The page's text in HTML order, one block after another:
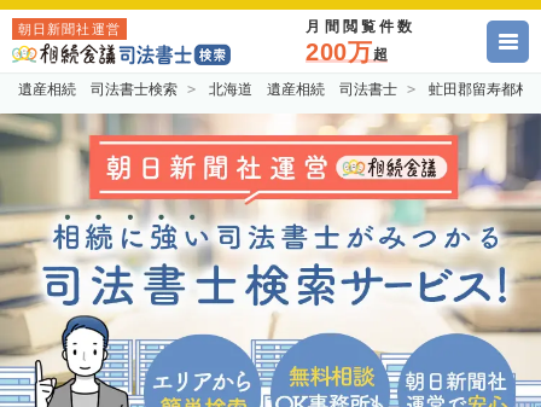
朝日新聞社運営 月間閲覧件数
200万超
遺産相続 司法書士検索 北海道 遺産相続 司法書士 虻田郡留寿都